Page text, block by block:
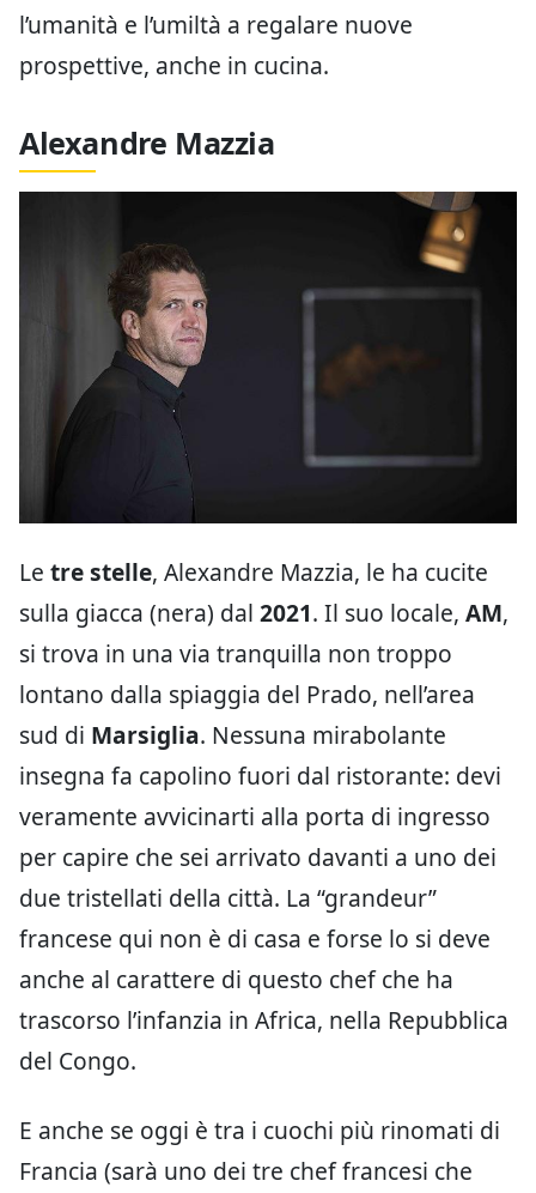
l’umanità e l’umiltà a regalare nuove
prospettive, anche in cucina.
Alexandre Mazzia
Le tre stelle, Alexandre Mazzia, le ha cucite
sulla giacca (nera) dal 2021. Il suo locale, AM,
si trova in una via tranquilla non troppo
lontano dalla spiaggia del Prado, nell’area
sud di Marsiglia. Nessuna mirabolante
insegna fa capolino fuori dal ristorante: devi
veramente avvicinarti alla porta di ingresso
per capire che sei arrivato davanti a uno dei
due tristellati della città. La “grandeur”
francese qui non è di casa e forse lo si deve
anche al carattere di questo chef che ha
trascorso l’infanzia in Africa, nella Repubblica
del Congo.
E anche se oggi è tra i cuochi più rinomati di
Francia (sarà uno dei tre chef francesi che